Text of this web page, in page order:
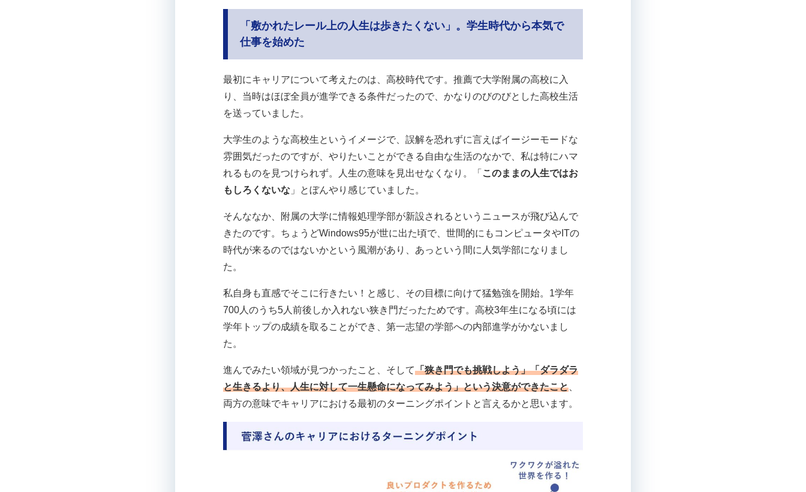
「敷かれたレール上の人生は歩きたくない」。学生時代から本気で
仕事を始めた
最初にキャリアについて考えたのは、高校時代です。推薦で大学附属の高校に入
り、当時はほぼ全員が進学できる条件だったので、かなりのびのびとした高校生活
を送っていました。
大学生のような高校生というイメージで、誤解を恐れずに言えばイージーモードな
雰囲気だったのですが、やりたいことができる自由な生活のなかで、私は特にハマ
れるものを見つけられず。人生の意味を見出せなくなり。「 このままの人生ではお
もしろくないな 」とぼんやり感じていました。
そんななか、附属の大学に情報処理学部が新設されるというニュースが飛び込んで
きたのです。ちょうどWindows95が世に出た頃で、世間的にもコンピュータやITの
時代が来るのではないかという風潮があり、あっという間に人気学部になりまし
た。
私自身も直感でそこに行きたい！と感じ、その目標に向けて猛勉強を開始。1学年
700人のうち5人前後しか入れない狭き門だったためです。高校3年生になる頃には
学年トップの成績を取ることができ、第一志望の学部への内部進学がかないまし
た。
進んでみたい領域が見つかったこと、そして「狭き門でも挑戦しよう」「ダラダラ
と生きるより、人生に対して一生懸命になってみよう」という決意ができたこと
両方の意味でキャリアにおける最初のターニングポイントと言えるかと思います。